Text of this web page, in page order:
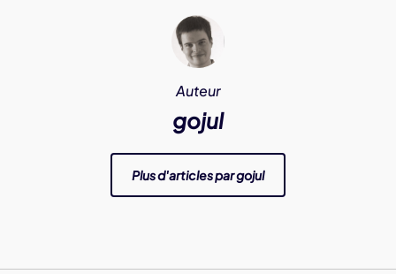
Auteur
gojul
Plus d'articles par gojul